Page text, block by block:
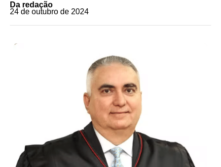
Da redação
24 de outubro de 2024